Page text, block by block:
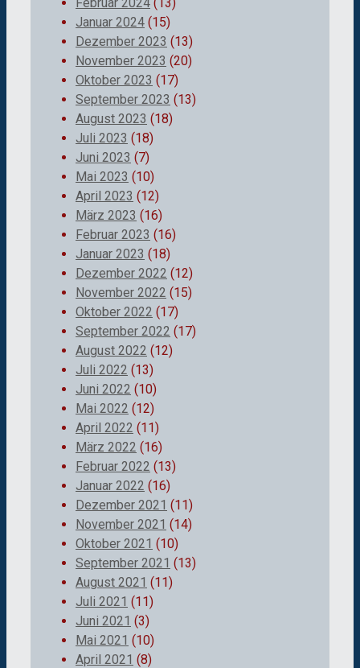
Januar 2024 (15)
Dezember 2023 (13)
November 2023 (20)
Oktober 2023 (17)
September 2023 (13)
August 2023 (18)
Juli 2023 (18)
Juni 2023 (7)
Mai 2023 (10)
April 2023 (12)
März 2023 (16)
Februar 2023 (16)
Januar 2023 (18)
Dezember 2022 (12)
November 2022 (15)
Oktober 2022 (17)
September 2022 (17)
August 2022 (12)
Juli 2022 (13)
Juni 2022 (10)
Mai 2022 (12)
April 2022 (11)
März 2022 (16)
Februar 2022 (13)
Januar 2022 (16)
Dezember 2021 (11)
November 2021 (14)
Oktober 2021 (10)
September 2021 (13)
August 2021 (11)
Juli 2021 (11)
Juni 2021 (3)
Mai 2021 (10)
April 2021 (8)